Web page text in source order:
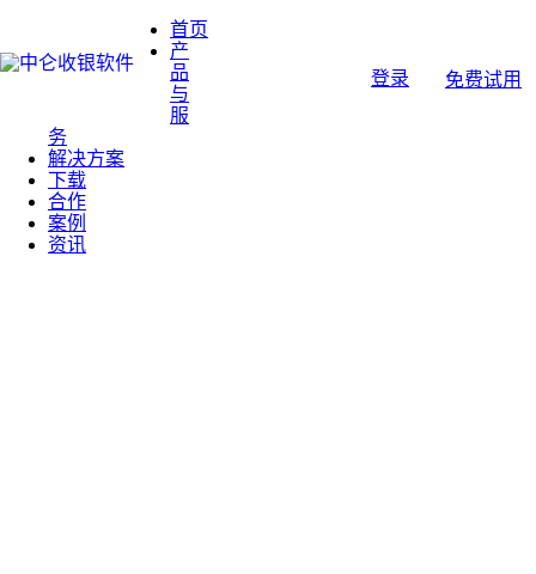
首页
产
品
与
服
务
解决方案
下载
合作
案例
资讯
登录 免费试用